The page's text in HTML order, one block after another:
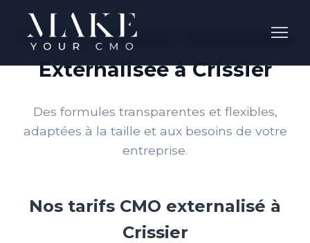
Tarifs Direction Marketing
Externalisée à Crissier
Des formules transparentes et flexibles,
adaptées à la taille et aux besoins de votre
entreprise.
Nos tarifs CMO externalisé à
Crissier